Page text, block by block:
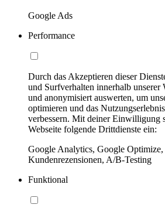
Google Ads
Performance
Durch das Akzeptieren dieser
und Surfverhalten innerhalb unserer
und anonymisiert auswerten, um
optimieren und das
verbessern. Mit deiner Einwilligung
Webseite folgende Drittdienste ein:
Google Analytics, Google
Kundenrezensionen, A/B-Testing
Funktional